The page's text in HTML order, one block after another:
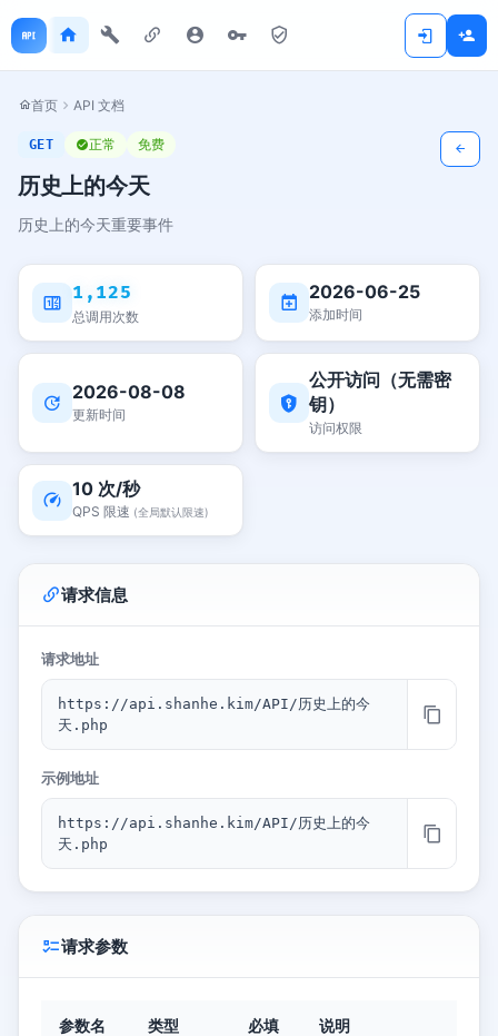
首页 API 文档
GET 正常 免费
历史上的今天
历史上的今天重要事件
1,125
总调用次数
2026-06-25
添加时间
2026-08-08
更新时间
公开访问（无需密
钥）
访问权限
10 次/秒
QPS 限速 (全局默认限速)
请求信息
请求地址
https://api.shanhe.kim/API/历史上的今
天.php
示例地址
https://api.shanhe.kim/API/历史上的今
天.php
请求参数
参数名 类型 必填 说明